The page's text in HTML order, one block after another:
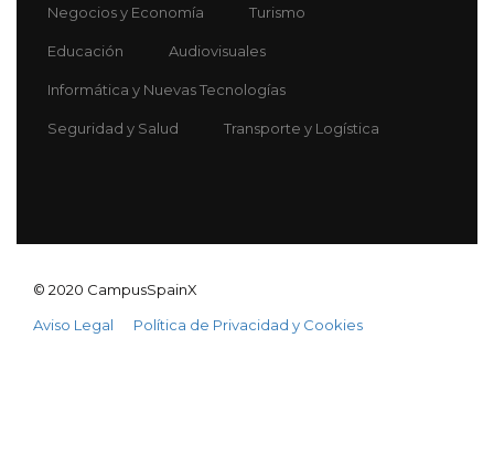
Negocios y Economía Turismo
Educación Audiovisuales
Informática y Nuevas Tecnologías
Seguridad y Salud Transporte y Logística
© 2020 CampusSpainX
Aviso Legal
Política de Privacidad y Cookies